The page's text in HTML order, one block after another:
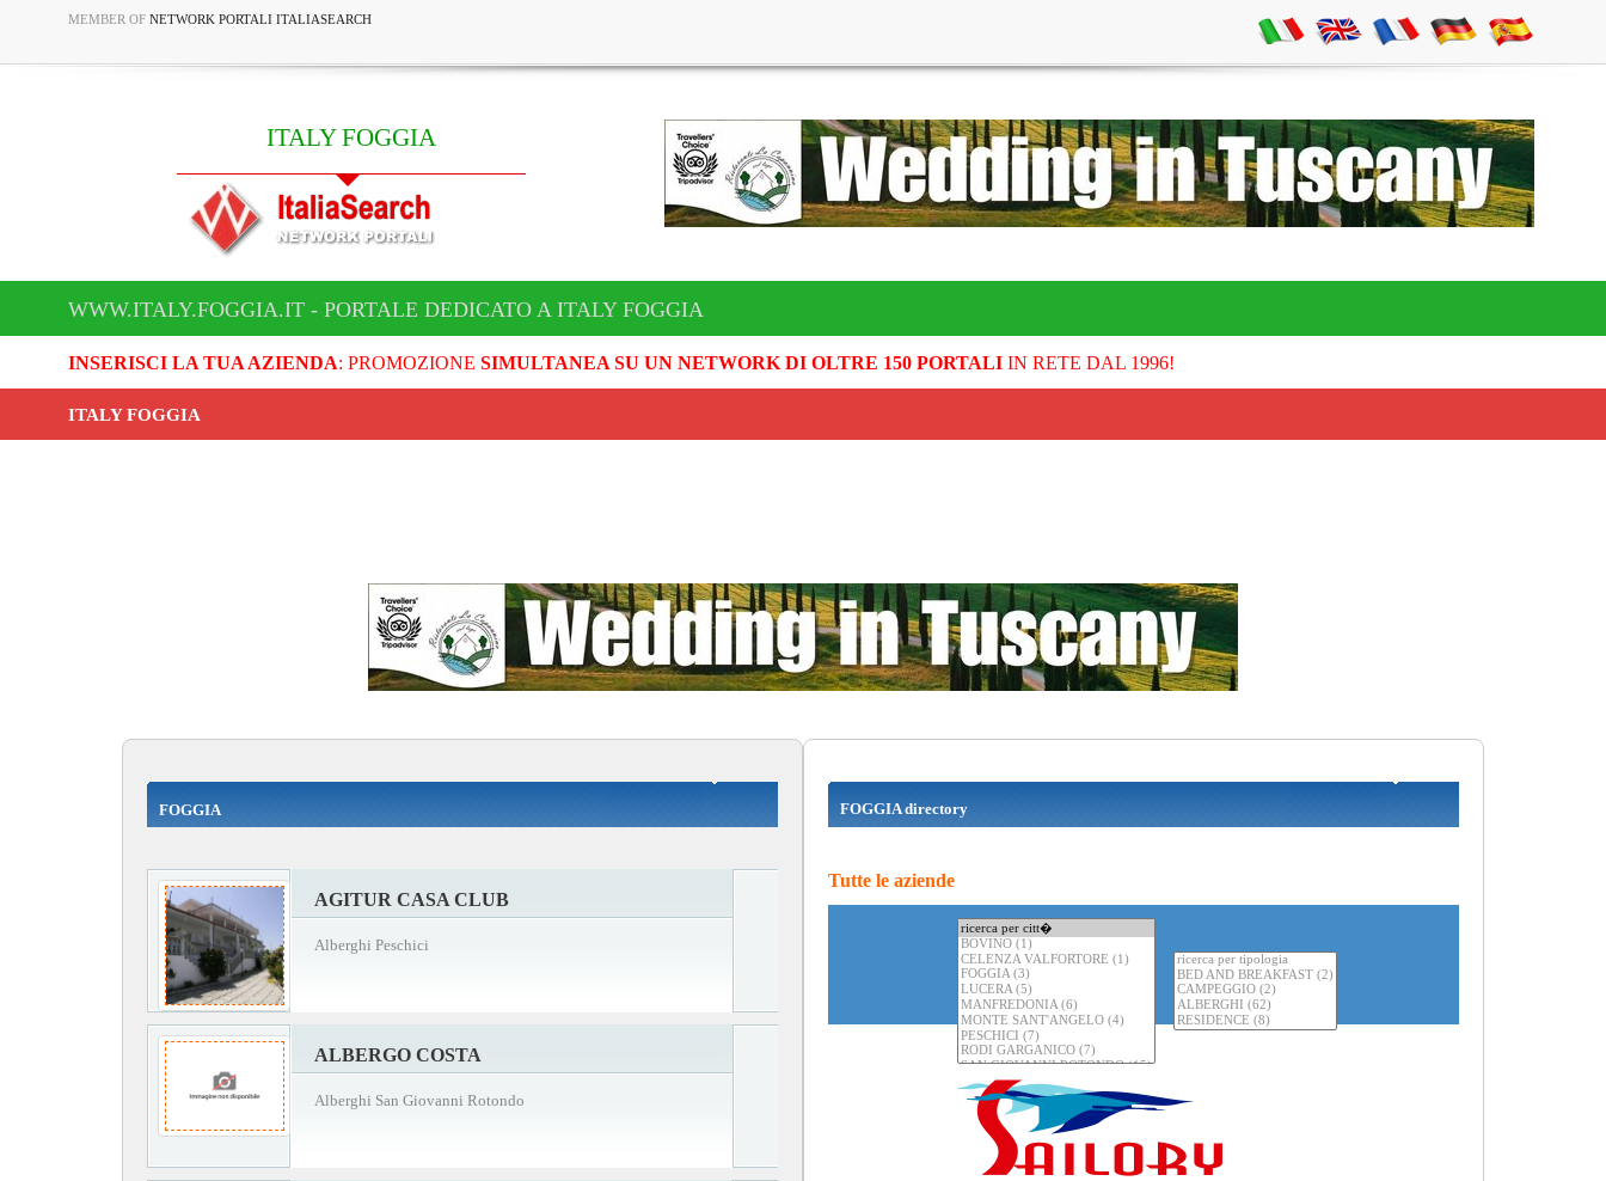
MEMBER OF NETWORK PORTALI ITALIASEARCH
ITALY FOGGIA
WWW.ITALY.FOGGIA.IT - PORTALE DEDICATO A ITALY FOGGIA
INSERISCI LA TUA AZIENDA: PROMOZIONE SIMULTANEA SU UN NETWORK DI OLTRE 150 PORTALIIN RETE DAL 1996!
ITALY FOGGIA
FOGGIA
AGITUR CASA CLUB
Alberghi Peschici
ALBERGO COSTA
Alberghi San Giovanni Rotondo
FOGGIA directory
Tutte le aziende